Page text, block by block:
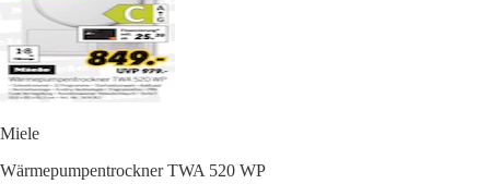
Miele
Wärmepumpentrockner TWA 520 WP